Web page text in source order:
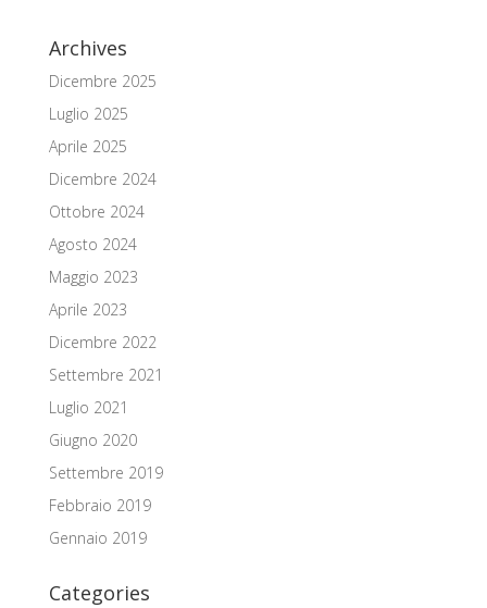
Archives
Dicembre 2025
Luglio 2025
Aprile 2025
Dicembre 2024
Ottobre 2024
Agosto 2024
Maggio 2023
Aprile 2023
Dicembre 2022
Settembre 2021
Luglio 2021
Giugno 2020
Settembre 2019
Febbraio 2019
Gennaio 2019
Categories